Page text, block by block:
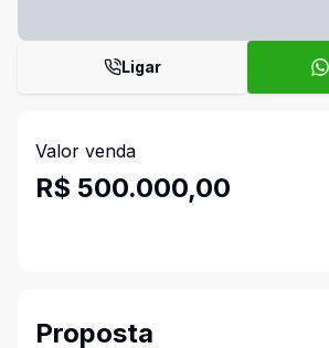
Ligar
Valor venda
R$ 500.000,00
Proposta